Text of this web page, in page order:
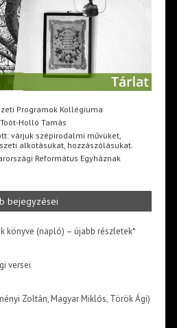
Programok Kollégiuma
Holló Tamás
várjuk szépirodalmi művüket,
alkotásukat, hozzászólásukat.
Református Egyháznak
bejegyzései
könyve (napló) – újabb részletek*
versei
Zoltán, Magyar Miklós, Török Ági)